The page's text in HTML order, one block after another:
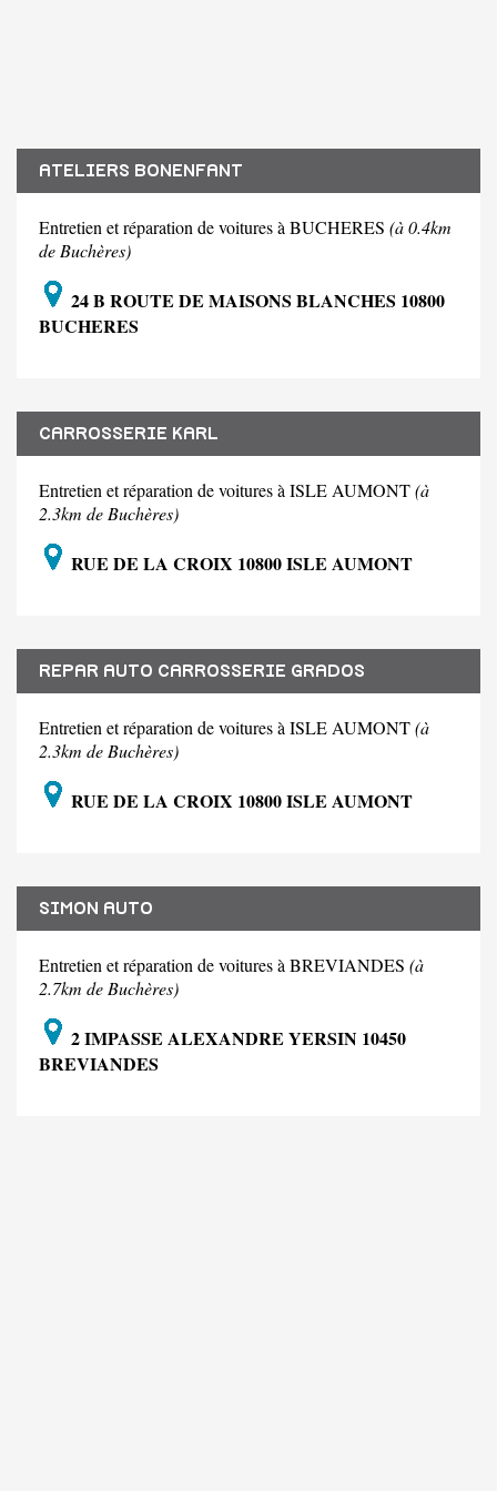
ATELIERS BONENFANT
Entretien et réparation de voitures à BUCHERES (à 0.4km
de Buchères)
24 B ROUTE DE MAISONS BLANCHES 10800
BUCHERES
CARROSSERIE KARL
Entretien et réparation de voitures à ISLE AUMONT(à
2.3km de Buchères)
RUE DE LA CROIX 10800 ISLE AUMONT
REPAR AUTO CARROSSERIE GRADOS
Entretien et réparation de voitures à ISLE AUMONT(à
2.3km de Buchères)
RUE DE LA CROIX 10800 ISLE AUMONT
SIMON AUTO
Entretien et réparation de voitures à BREVIANDES (à
2.7km de Buchères)
2 IMPASSE ALEXANDRE YERSIN 10450
BREVIANDES